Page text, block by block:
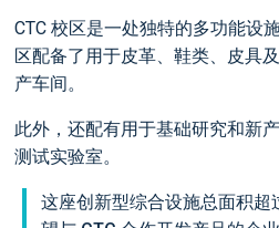
CTC 校区是一处独特的多功能设
区配备了用于皮革、鞋类、皮具
产车间。
此外，还配有用于基础研究和新
测试实验室。
这座创新型综合设施总面积超